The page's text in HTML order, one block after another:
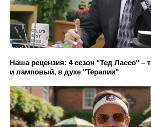
Наша рецензия: 4 сезон "Тед Лассо" –
и ламповый, в духе "Терапии"